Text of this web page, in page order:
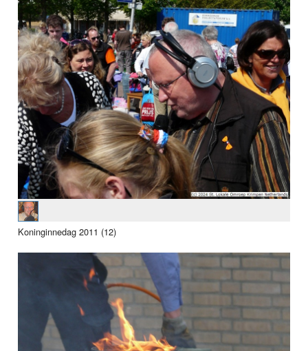
Koninginnedag 2011 (12)